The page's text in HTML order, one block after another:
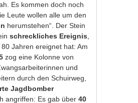
Es kommen doch noch
Leute wollen alle um den
herumstehen“. Der Stein
schreckliches Ereignis,
Jahren ereignet hat: Am
zog eine Kolonne von
und
durch den Schuirweg,
Jagdbomber
angriffen: Es gab über40